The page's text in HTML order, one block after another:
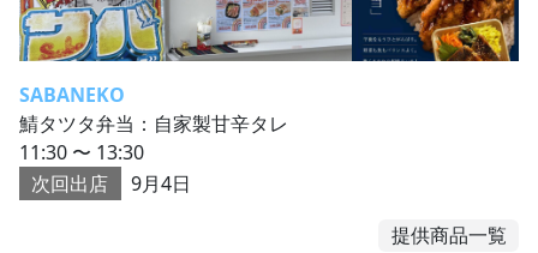
SABANEKO
鯖タツタ弁当：自家製甘辛タレ
11:30 〜 13:30
次回出店
9月4日
提供商品一覧